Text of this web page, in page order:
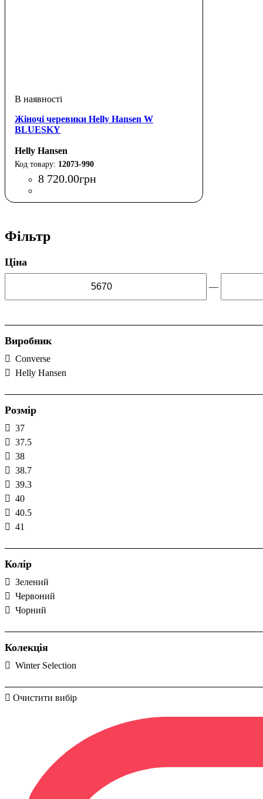
Жіночі черевики Helly Hansen W
BLUESKY
Helly Hansen
12073-990
8 720.00грн
Фільтр
Ціна
—
Виробник
Converse
Helly Hansen
Розмір
37
37.5
38
38.7
39.3
40
40.5
41
Колір
Зелений
Червоний
Чорний
Колекція
Winter Selection
Очистити вибір